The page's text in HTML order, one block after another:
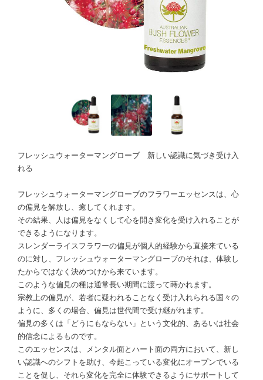
フレッシュウォーターマングローブ 新しい認識に気づき受け入
れる
フレッシュウォーターマングローブのフラワーエッセンスは、心
の偏見を解放し、癒してくれます。
その結果、人は偏見をなくして心を開き変化を受け入れることが
できるようになります。
スレンダーライスフラワーの偏見が個人的経験から直接来ている
のに対し、フレッシュウォーターマングローブのそれは、体験し
たからではなく決めつけから来ています。
このような偏見の種は通常長い期間に渡って蒔かれます。
宗教上の偏見が、若者に疑われることなく受け入れられる国々の
ように、多くの場合、偏見は世代間で受け継がれます。
偏見の多くは「どうにもならない」という文化的、あるいは社会
的信念によるものです。
このエッセンスは、メンタル面とハート面の両方において、新し
い認識へのシフトを助け、今起こっている変化にオープンでいる
ことを促し、それら変化を完全に体験できるようにサポートして